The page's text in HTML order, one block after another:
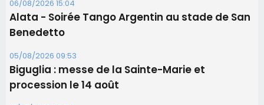
06/08/2026 15:57
Ucciani – Marché des producteurs à Cruculi le
11 août
06/08/2026 15:25
Corte – L’association A Nuciola organise une
projection sous les étoiles